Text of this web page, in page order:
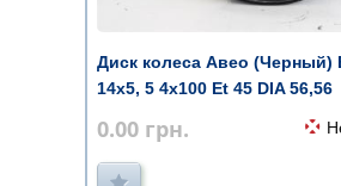
Диск колеса Авео (Черный)
14х5, 5 4x100 Et 45 DIA 56,56
0.00 грн.